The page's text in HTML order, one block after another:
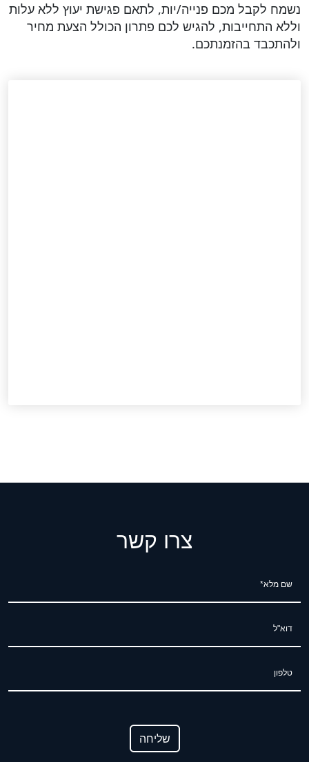
נשמח לקבל מכם פנייה/יות, לתאם פגישת יעוץ ללא עלות
וללא התחייבות, להגיש לכם פתרון הכולל הצעת מחיר
ולהתכבד בהזמנתכם.
צרו קשר
שליחה